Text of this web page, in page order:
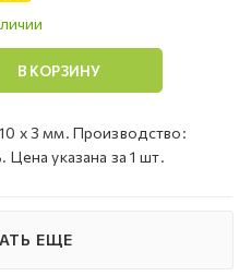
В КОРЗИНУ
х 3 мм. Производство:
Цена указана за 1 шт.
ЕЩЕ